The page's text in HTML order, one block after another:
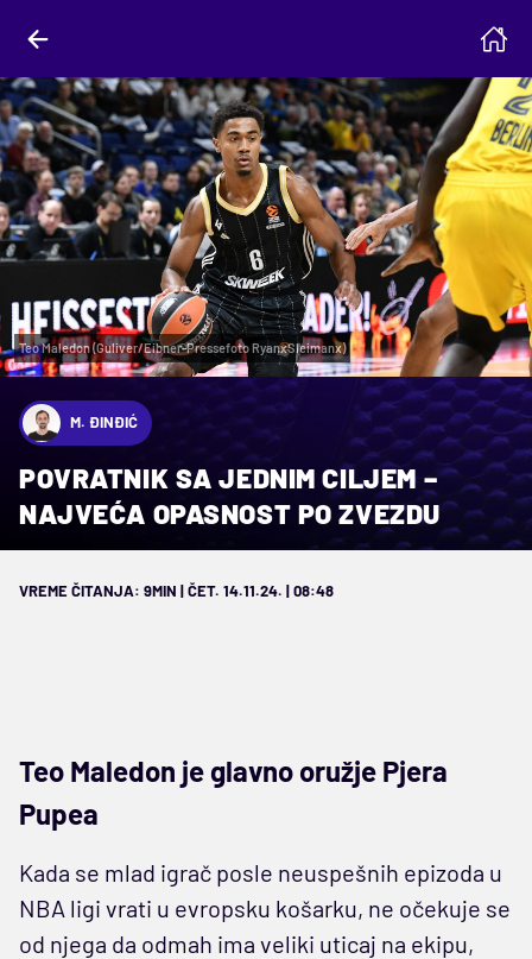
Teo Maledon (Guliver/Eibner-Pressefoto RyanxSleimanx)
M. ĐINĐIĆ
POVRATNIK SA JEDNIM CILJEM –
NAJVEĆA OPASNOST PO ZVEZDU
VREME ČITANJA: 9MIN | ČET. 14.11.24. | 08:48
Teo Maledon je glavno oružje Pjera
Pupea
Kada se mlad igrač posle neuspešnih epizoda u
NBA ligi vrati u evropsku košarku, ne očekuje se
od njega da odmah ima veliki uticaj na ekipu,